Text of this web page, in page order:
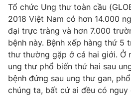
Hậu trường
Nhân vật
Khán giả
Giải sao mai
Giải trí
Điện ảnh
Âm nhạc
Sao
Đời sống
Du lịch
Làm đẹp
Chất lượng cuộc sống
Giáo dục
Tuyển sinh
Công nghệ
Tổ chức Ung thư toàn cầu
2018 Việt Nam có hơn 14.000
đại trực tràng và hơn 7.000
bệnh này. Bệnh xếp hàng thứ 5
thư thường gặp ở cả hai giới. Ở
ung thư phổ biến thứ hai sau
bệnh đứng sau ung thư gan,
chúng ta, bất cứ ai đều có nguy